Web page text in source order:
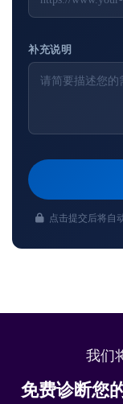
补充说明
点击提交后将自
我们
免费诊断您